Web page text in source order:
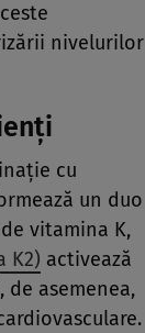
nivelurilor
cu
un duo
vitamina K,
K2) activează
asemenea,